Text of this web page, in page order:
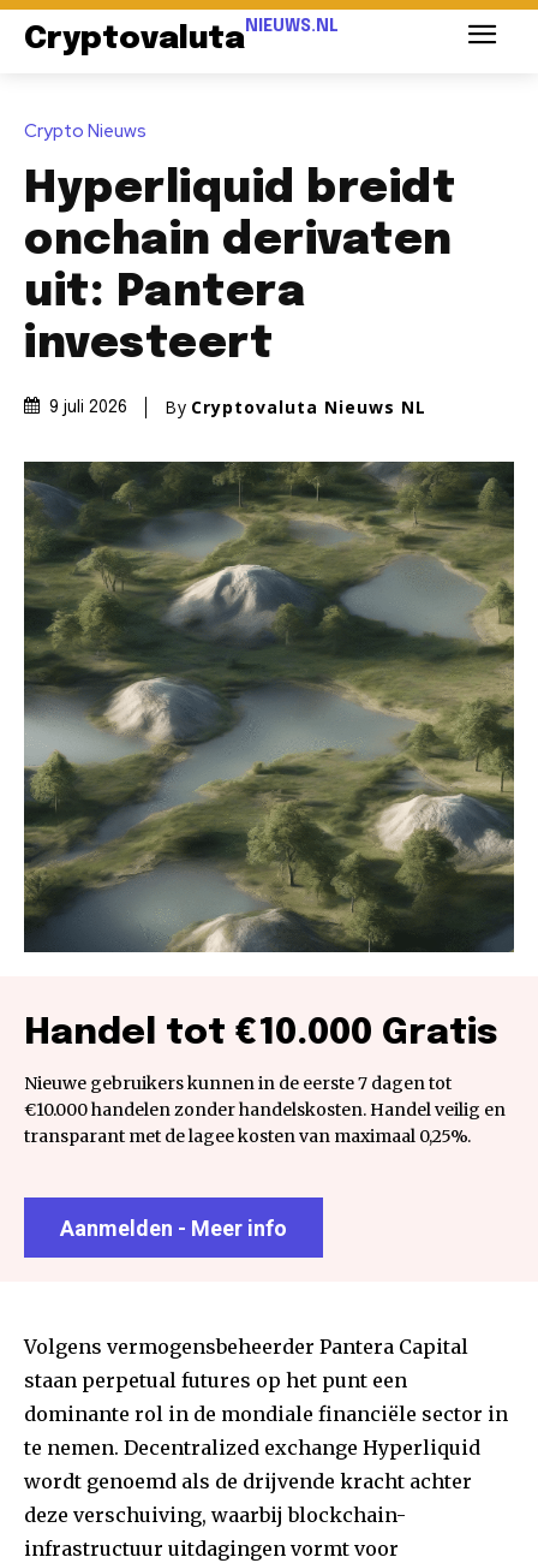
Cryptovaluta NIEUWS.NL
Crypto Nieuws
Hyperliquid breidt
onchain derivaten
uit: Pantera
investeert
9 juli 2026 By Cryptovaluta Nieuws NL
Handel tot €10.000 Gratis
Nieuwe gebruikers kunnen in de eerste 7 dagen tot
€10.000 handelen zonder handelskosten. Handel veilig en
transparant met de lagee kosten van maximaal 0,25%.
Aanmelden - Meer info
Volgens vermogensbeheerder Pantera Capital
staan perpetual futures op het punt een
dominante rol in de mondiale financiële sector in
te nemen. Decentralized exchange Hyperliquid
wordt genoemd als de drijvende kracht achter
deze verschuiving, waarbij blockchain-
infrastructuur uitdagingen vormt voor